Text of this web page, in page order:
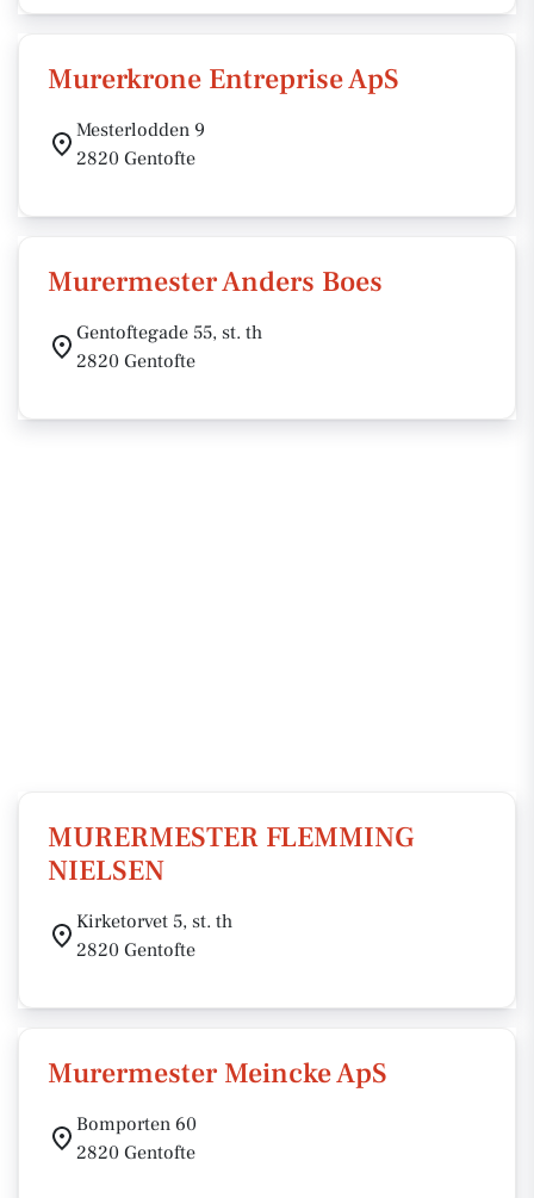
Murerkrone Entreprise ApS
Mesterlodden 9
2820 Gentofte
Murermester Anders Boes
Gentoftegade 55, st. th
2820 Gentofte
MURERMESTER FLEMMING
NIELSEN
Kirketorvet 5, st. th
2820 Gentofte
Murermester Meincke ApS
Bomporten 60
2820 Gentofte